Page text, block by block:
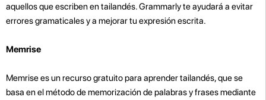
aquellos que escriben en tailandés. Grammarly te ayudará a evitar
errores gramaticales y a mejorar tu expresión escrita.
Memrise
Memrise es un recurso gratuito para aprender tailandés, que se
basa en el método de memorización de palabras y frases mediante